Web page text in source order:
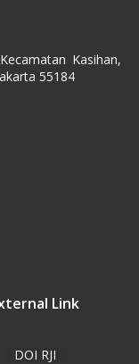
Kasihan,
55184
Link
DOI RJI